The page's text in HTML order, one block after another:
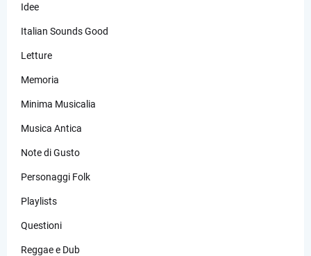
Idee
Italian Sounds Good
Letture
Memoria
Minima Musicalia
Musica Antica
Note di Gusto
Personaggi Folk
Playlists
Questioni
Reggae e Dub